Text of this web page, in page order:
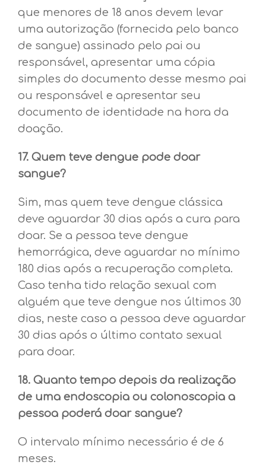
que menores de 18 anos devem levar
uma autorização (fornecida pelo banco
de sangue) assinado pelo pai ou
responsável, apresentar uma cópia
simples do documento desse mesmo pai
ou responsável e apresentar seu
documento de identidade na hora da
doação.
17. Quem teve dengue pode doar
sangue?
Sim, mas quem teve dengue clássica
deve aguardar 30 dias após a cura para
doar. Se a pessoa teve dengue
hemorrágica, deve aguardar no mínimo
180 dias após a recuperação completa.
Caso tenha tido relação sexual com
alguém que teve dengue nos últimos 30
dias, neste caso a pessoa deve aguardar
30 dias após o último contato sexual
para doar.
18. Quanto tempo depois da realização
de uma endoscopia ou colonoscopia a
pessoa poderá doar sangue?
O intervalo mínimo necessário é de 6
meses.